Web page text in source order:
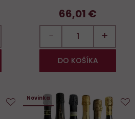
66,01 €
− +
DO KOŠÍKA
Novinka